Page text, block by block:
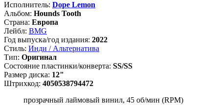
Исполнитель: Dope Lemon
Альбом: Hounds Tooth
Страна: Европа
Лейбл: BMG
Год выпуска/год издания: 2022
Стиль: Инди / Альтернатива
Тип: Оригинал
Состояние пластинки/конверта: SS/SS
Размер диска: 12"
Штрихкод: 4050538794472
прозрачный лаймовый винил, 45 об/мин (RPM)